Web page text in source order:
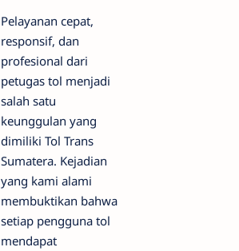
Pelayanan cepat,
responsif, dan
profesional dari
petugas tol menjadi
salah satu
keunggulan yang
dimiliki Tol Trans
Sumatera. Kejadian
yang kami alami
membuktikan bahwa
setiap pengguna tol
mendapat